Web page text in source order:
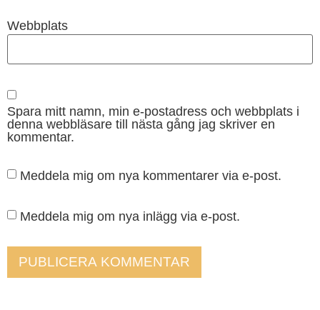
Webbplats
Spara mitt namn, min e-postadress och webbplats i
denna webbläsare till nästa gång jag skriver en
kommentar.
Meddela mig om nya kommentarer via e-post.
Meddela mig om nya inlägg via e-post.